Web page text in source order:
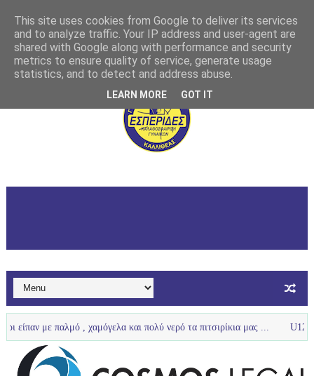
, χαμόγελα και πολύ νερό τα πιτσιρίκια μας ... U12 :Πολύ καλή
This site uses cookies from Google to deliver its services
and to analyze traffic. Your IP address and user-agent are
shared with Google along with performance and security
metrics to ensure quality of service, generate usage
statistics, and to detect and address abuse.
LEARN MORE GOT IT